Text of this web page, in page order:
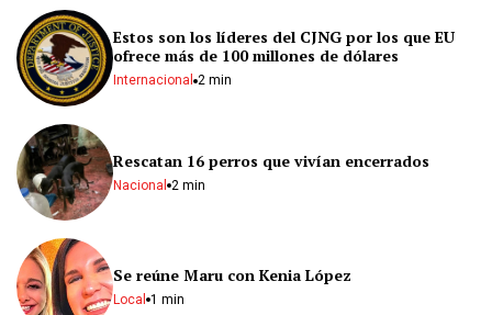
Estos son los líderes del CJNG por los que EU
ofrece más de 100 millones de dólares
Internacional 2 min
Rescatan 16 perros que vivían encerrados
Nacional 2 min
Se reúne Maru con Kenia López
Local 1 min